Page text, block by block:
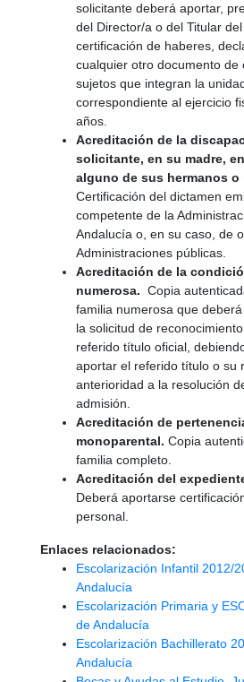
solicitante deberá aportar,
del Director/a o del Titular
certificación de haberes,
cualquier otro documento de
sujetos que integran la
correspondiente al ejercicio
años.
Acreditación de la
solicitante, en su madre,
alguno de sus hermanos o
Certificación del dictamen
competente de la
Andalucía o, en su caso, de
Administraciones públicas.
Acreditación de la
numerosa. Copia
familia numerosa que
la solicitud de
referido título oficial,
aportar el referido título o su
anterioridad a la resolución
admisión.
Acreditación de
monoparental. Copia
familia completo.
Acreditación del
Deberá aportarse
personal.
Enlaces relacionados:
Escolarización Infantil 2012/
Andalucía
Escolarización Primaria y
de Andalucía
Escolarización Bachillerato
Andalucía